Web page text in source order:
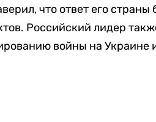
что ответ его страны
Российский лидер
войны на Украине